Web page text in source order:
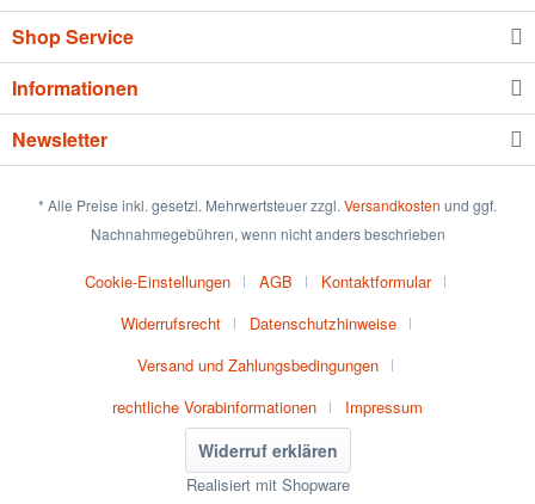
Shop Service
Informationen
Newsletter
* Alle Preise inkl. gesetzl. Mehrwertsteuer zzgl. Versandkosten und ggf.
Nachnahmegebühren, wenn nicht anders beschrieben
Cookie-Einstellungen AGB
Kontaktformular
Widerrufsrecht
Datenschutzhinweise
Versand und Zahlungsbedingungen
rechtliche Vorabinformationen
Impressum
Widerruf erklären
Realisiert mit Shopware